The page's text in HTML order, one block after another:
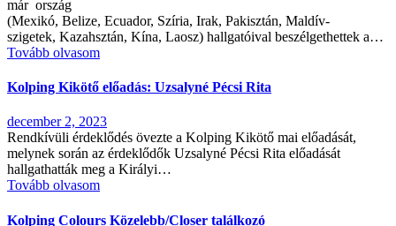
már ország
(Mexikó, Belize, Ecuador, Szíria, Irak, Pakisztán, Maldív-
szigetek, Kazahsztán, Kína, Laosz) hallgatóival beszélgethettek a…
Tovább olvasom
Kolping Kikötő előadás: Uzsalyné Pécsi Rita
december 2, 2023
Rendkívüli érdeklődés övezte a Kolping Kikötő mai előadását,
melynek során az érdeklődők Uzsalyné Pécsi Rita előadását
hallgathatták meg a Királyi…
Tovább olvasom
Kolping Colours Közelebb/Closer találkozó